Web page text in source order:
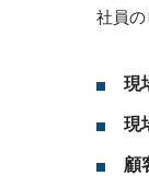
社員
現
現
顧